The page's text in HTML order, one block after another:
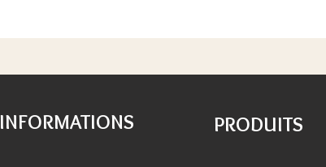
INFORMATIONS PRODUITS